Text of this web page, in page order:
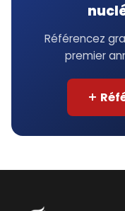
Référencez
premier